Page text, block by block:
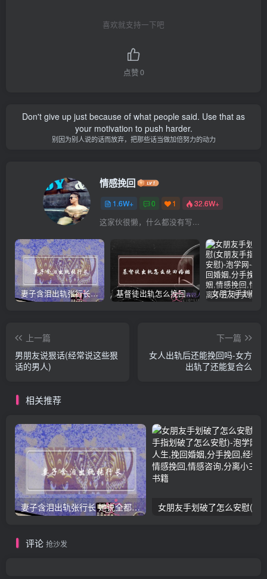
喜欢就支持一下吧
点赞0
Don't give up just because of what people said. Use that as
your motivation to push harder.
别因为别人说的话而放弃，把那些话当做加倍努力的动力
情感挽回
1.6W+ 0 1 32.6W+
这家伙很懒，什么都没有写...
妻子含泪出轨张行长 她说全都是因为家中 基督徒出轨怎么挽回婚姻(基督徒面对出轨婚姻)
上一篇
男朋友说狠话(经常说这些狠
话的男人)
下一篇
女人出轨后还能挽回吗-女方
出轨了还能复合么
相关推荐
妻子含泪出轨张行长 她说全都是因为家中
评论 抢沙发